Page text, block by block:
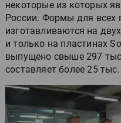
некоторые из которых
России. Формы для всех
изготавливаются на
и только на пластинах
выпущено свыше 297
составляет более 25